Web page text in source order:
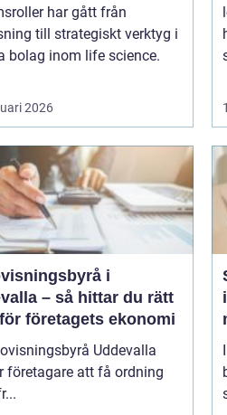
har gått från
till strategiskt verktyg i
bolag inom life science.
2026
i
– så hittar du rätt
företagets ekonomi
Uddevalla
företagare att få ordning